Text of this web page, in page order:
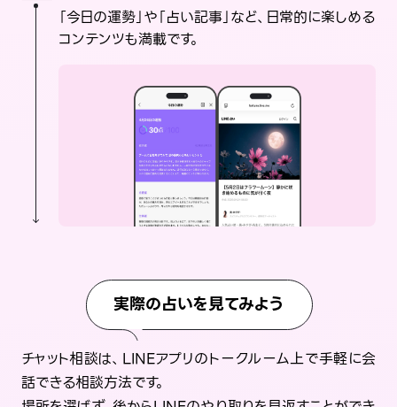
「今日の運勢」や「占い記事」など、日常的に楽しめる
コンテンツも満載です。
実際の占いを見てみよう
チャット相談は、LINEアプリのトークルーム上で手軽に会
話できる相談方法です。